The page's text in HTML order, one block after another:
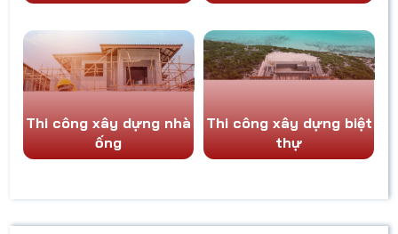
Thi công xây dựng nhà
ống
Thi công xây dựng biệt
thự